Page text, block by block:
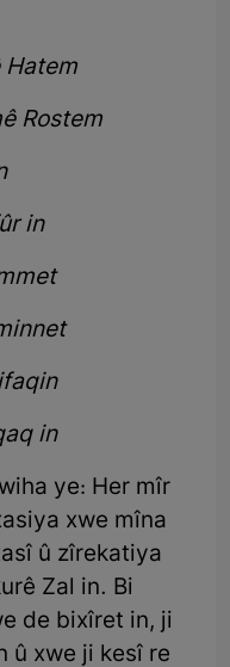
Hatem
Rostem
in
in
ye: Her mîr
xwe mîna
û zîrekatiya
Zal in. Bi
de bixîret in, ji
û xwe ji kesî re